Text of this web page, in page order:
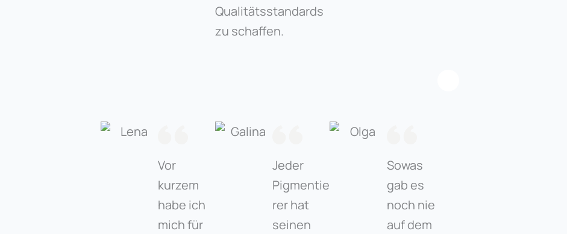
Qualitätsstandards
zu schaffen.
Vor
kurzem
habe ich
mich für
​Jeder
Pigmentie
rer hat
seinen
Sowas
gab es
noch nie
auf dem